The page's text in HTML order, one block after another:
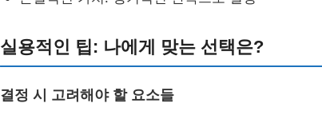
실용적인 팁: 나에게 맞는 선택은?
결정 시 고려해야 할 요소들